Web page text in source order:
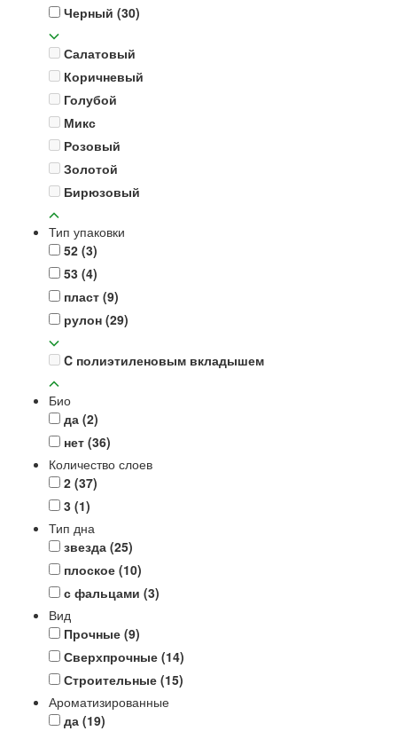
Черный (30)
Салатовый
Коричневый
Голубой
Микс
Розовый
Золотой
Бирюзовый
Тип упаковки
52 (3)
53 (4)
пласт (9)
рулон (29)
C полиэтиленовым вкладышем
Био
да (2)
нет (36)
Количество слоев
2 (37)
3 (1)
Тип дна
звезда (25)
плоское (10)
с фальцами (3)
Вид
Прочные (9)
Сверхпрочные (14)
Строительные (15)
Ароматизированные
да (19)